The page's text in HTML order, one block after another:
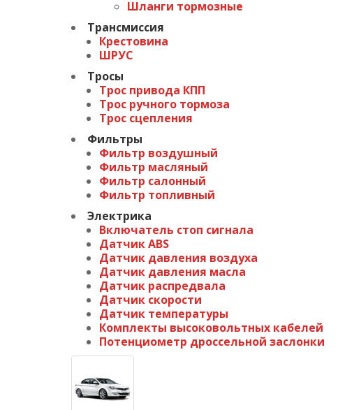
Шланги тормозные
Трансмиссия
Крестовина
ШРУС
Тросы
Трос привода КПП
Трос ручного тормоза
Трос сцепления
Фильтры
Фильтр воздушный
Фильтр масляный
Фильтр салонный
Фильтр топливный
Электрика
Включатель стоп сигнала
Датчик ABS
Датчик давления воздуха
Датчик давления масла
Датчик распредвала
Датчик скорости
Датчик температуры
Комплекты высоковольтных кабелей
Потенциометр дроссельной заслонки